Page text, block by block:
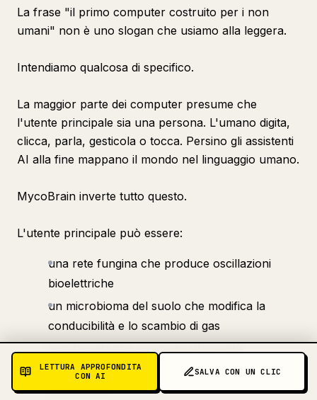
La frase "il primo computer costruito per i non
umani" non è uno slogan che usiamo alla leggera.
Intendiamo qualcosa di specifico.
La maggior parte dei computer presume che
l'utente principale sia una persona. L'umano digita,
clicca, parla, gesticola o tocca. Persino gli assistenti
AI alla fine mappano il mondo nel linguaggio umano.
MycoBrain inverte tutto questo.
L'utente principale può essere:
una rete fungina che produce oscillazioni
bioelettriche
un microbioma del suolo che modifica la
conducibilità e lo scambio di gas
una foresta che risponde alla siccità
una colonia di formiche che altera i modelli di
movimento
LETTURA APPROFONDITA
CON AI
SALVA CON UN CLIC